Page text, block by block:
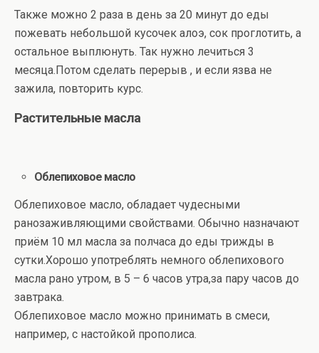
Также можно 2 раза в день за 20 минут до еды
пожевать небольшой кусочек алоэ, сок проглотить, а
остальное выплюнуть. Так нужно лечиться 3
месяца.Потом сделать перерыв , и если язва не
зажила, повторить курс.
Растительные масла
Облепиховое масло
Облепиховое масло, обладает чудесными
ранозаживляющими свойствами. Обычно назначают
приём 10 мл масла за полчаса до еды трижды в
сутки.Хорошо употреблять немного облепихового
масла рано утром, в 5 – 6 часов утра,за пару часов до
завтрака.
Облепиховое масло можно принимать в смеси,
например, с настойкой прополиса.